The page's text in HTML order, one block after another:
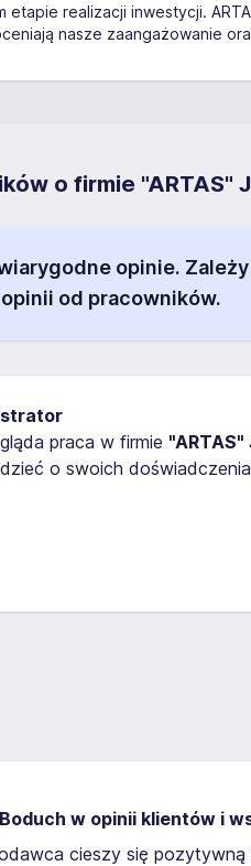
etapie realizacji inwestycji.
nasze zaangażowanie
o firmie "ARTAS"
opinie.
od pracowników.
praca w firmie
o swoich
w opinii klientów i
cieszy się